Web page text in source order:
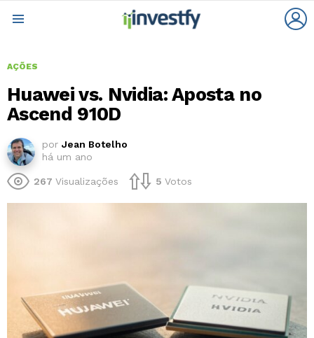
AÇÕES
Huawei vs. Nvidia: Aposta no
Ascend 910D
por Jean Botelho
há um ano
267 Visualizações 5 Votos